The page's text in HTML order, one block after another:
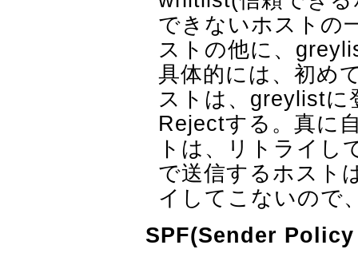
できないホストの
ストの他に、
具体的には、初め
ストは、greylistに
Rejectする。真に
トは、リトライし
で送信するホスト
イしてこないので
SPF(Sender